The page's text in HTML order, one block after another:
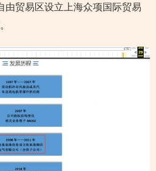
由贸易区设立上海众项国际贸易